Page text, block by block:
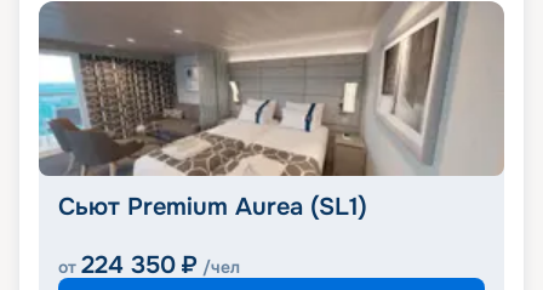
Сьют Premium Aurea (SL1)
от 224 350 ₽ /чел